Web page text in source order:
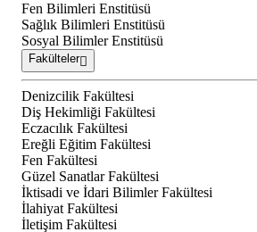
Fen Bilimleri Enstitüsü
Sağlık Bilimleri Enstitüsü
Sosyal Bilimler Enstitüsü
Fakülteler
Denizcilik Fakültesi
Diş Hekimliği Fakültesi
Eczacılık Fakültesi
Ereğli Eğitim Fakültesi
Fen Fakültesi
Güzel Sanatlar Fakültesi
İktisadi ve İdari Bilimler Fakültesi
İlahiyat Fakültesi
İletişim Fakültesi